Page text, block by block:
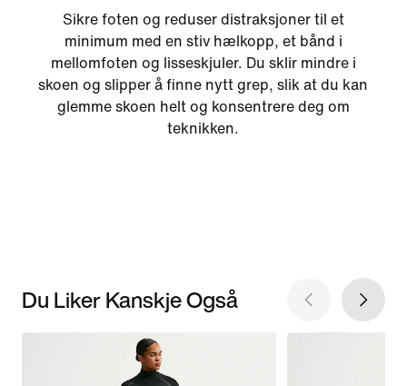
Sikre foten og reduser distraksjoner til et
minimum med en stiv hælkopp, et bånd i
mellomfoten og lisseskjuler. Du sklir mindre i
skoen og slipper å finne nytt grep, slik at du kan
glemme skoen helt og konsentrere deg om
teknikken.
Du Liker Kanskje Også